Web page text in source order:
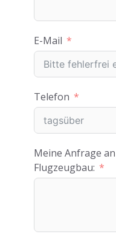
E-Mail
Telefon
Meine Anfrage
Flugzeugbau: